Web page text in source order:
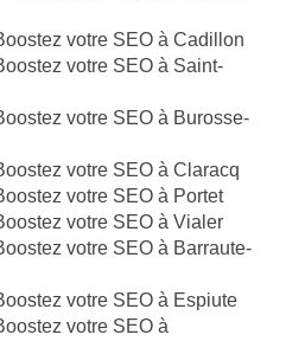
votre SEO à Cadillon
votre SEO à Saint-
votre SEO à Burosse-
votre SEO à Claracq
votre SEO à Portet
votre SEO à Vialer
votre SEO à Barraute-
votre SEO à Espiute
votre SEO à